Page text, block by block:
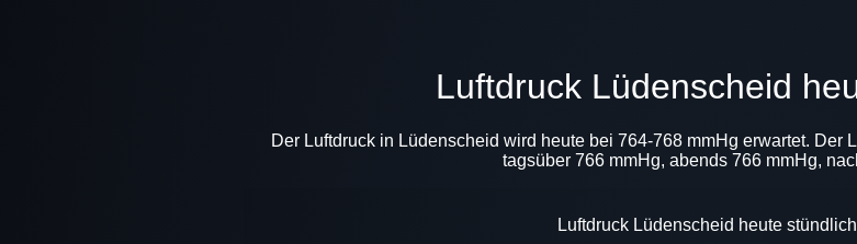
Luftdruck Lüdenscheid
Der Luftdruck in Lüdenscheid wird heute bei 764-768 mmHg erwartet. Der
tagsüber 766 mmHg, abends 766 mmHg,
Luftdruck Lüdenscheid heute